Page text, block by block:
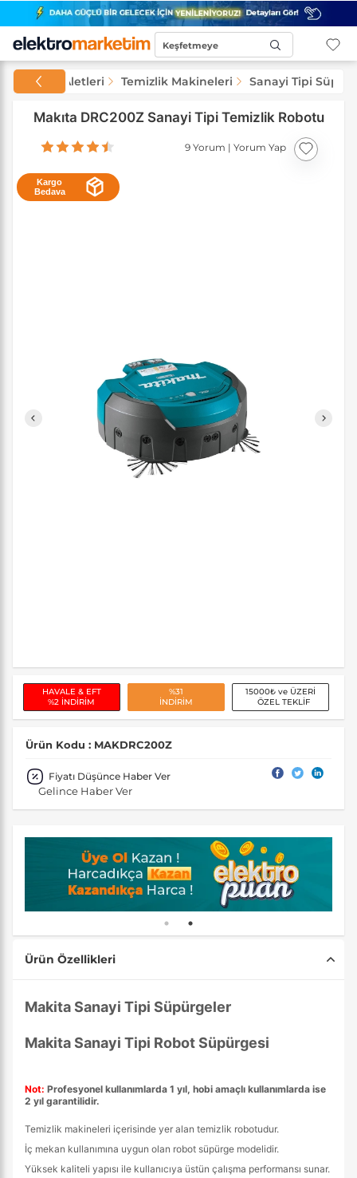
Keşfetmeye
ve El Aletleri Temizlik Makineleri Sanayi Tipi
Makıta DRC200Z Sanayi Tipi Temizlik Robotu
9 Yorum |Yorum Yap
Kargo
Bedava
HAVALE & EFT
%2 İNDİRİM
%31
İNDİRİM
15000₺ ve ÜZERİ
ÖZEL TEKLİF
Ürün Kodu : MAKDRC200Z
Fiyatı Düşünce Haber Ver
Gelince Haber Ver
Ürün Özellikleri
Makita Sanayi Tipi Süpürgeler
Makita Sanayi Tipi Robot Süpürgesi
Not: Profesyonel kullanımlarda 1 yıl, hobi amaçlı kullanımlarda ise
2 yıl garantilidir.
Temizlik makineleri içerisinde yer alan temizlik robotudur.
İç mekan kullanımına uygun olan robot süpürge modelidir.
Yüksek kaliteli yapısı ile kullanıcıya üstün çalışma performansı sunar.